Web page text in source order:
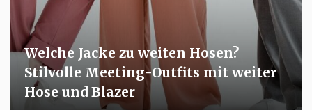
Welche Jacke zu weiten Hosen?
Stilvolle Meeting-Outfits mit weiter
Hose und Blazer